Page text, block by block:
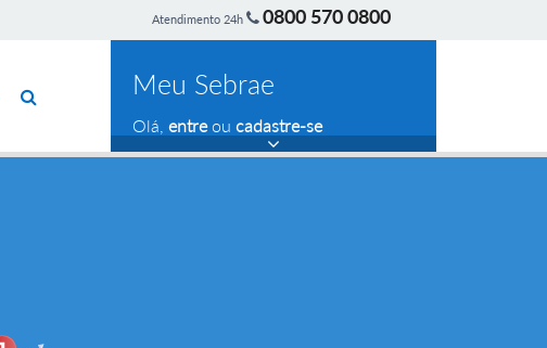
Atendimento 24h 0800 570 0800
Meu Sebrae
Olá, entreou cadastre-se